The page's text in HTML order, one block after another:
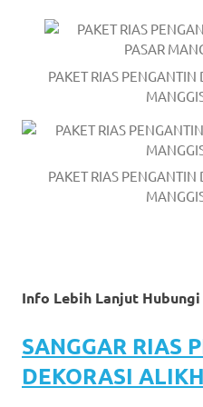
PAKET RIAS
PAKET RIAS
Info Lebih Lanjut Hubungi
SANGGAR RIAS
DEKORASI